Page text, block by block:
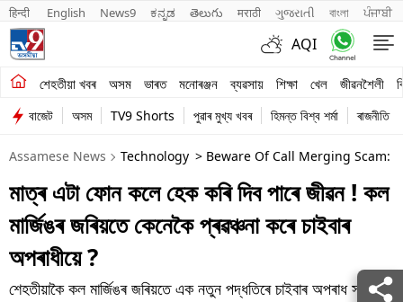
हिन्दी English News9 ಕನ್ನಡ తెలుగు मराठी ગુજરાતી বাংলা ਪੰਜਾਬੀ
AQI
শেহতীয়া খবৰ অসম ভাৰত মনোৰঞ্জন ব্যৱসায় শিক্ষা খেল জীৱনশৈলী
শেহতীয়া খবৰ
অসম
ভাৰত
মনোৰঞ্জন
শিক্ষা
বাজেট অসম TV9 Shorts পুৱাৰ মুখ্য খবৰ হিমন্ত বিশ্ব শৰ্মা ৰাজনীতি
Assamese News Technology > Beware Of Call Merging Scam:
মাত্ৰ এটা ফোন কলে হেক কৰি দিব পাৰে জীৱন ! কল
মাৰ্জিঙৰ জৰিয়তে কেনেকৈ প্ৰৱঞ্চনা কৰে চাইবাৰ
অপৰাধীয়ে ?
শেহতীয়াকৈ কল মাৰ্জিঙৰ জৰিয়তে এক নতুন পদ্ধতিৰে চাইবাৰ অপৰাধ সংঘটিত